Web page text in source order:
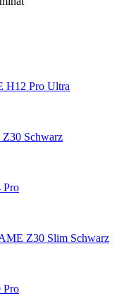
H12 Pro Ultra
Schwarz
Z30 Slim Schwarz